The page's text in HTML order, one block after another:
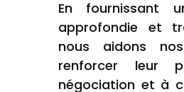
En fournissant
approfondie et
nous aidons
renforcer leur
négociation et à